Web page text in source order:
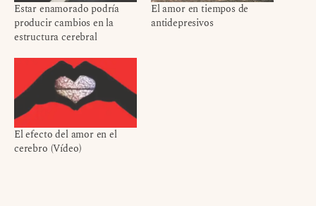
Estar enamorado podría
producir cambios en la
estructura cerebral
El amor en tiempos de
antidepresivos
El efecto del amor en el
cerebro (Vídeo)